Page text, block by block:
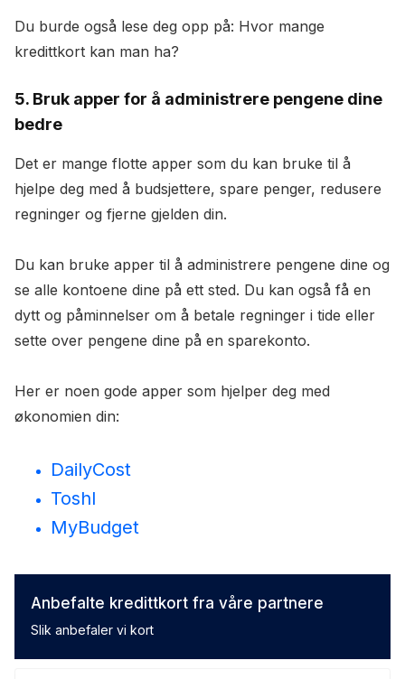
Du burde også lese deg opp på: Hvor mange
kredittkort kan man ha?
5. Bruk apper for å administrere pengene dine
bedre
Det er mange flotte apper som du kan bruke til å
hjelpe deg med å budsjettere, spare penger, redusere
regninger og fjerne gjelden din.
Du kan bruke apper til å administrere pengene dine og
se alle kontoene dine på ett sted. Du kan også få en
dytt og påminnelser om å betale regninger i tide eller
sette over pengene dine på en sparekonto.
Her er noen gode apper som hjelper deg med
økonomien din:
DailyCost
Toshl
MyBudget
Anbefalte kredittkort fra våre partnere
Slik anbefaler vi kort